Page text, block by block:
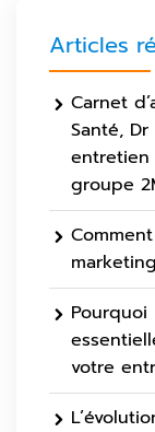
Articles
Carnet
Santé,
entretien
groupe
Pourquoi
votre